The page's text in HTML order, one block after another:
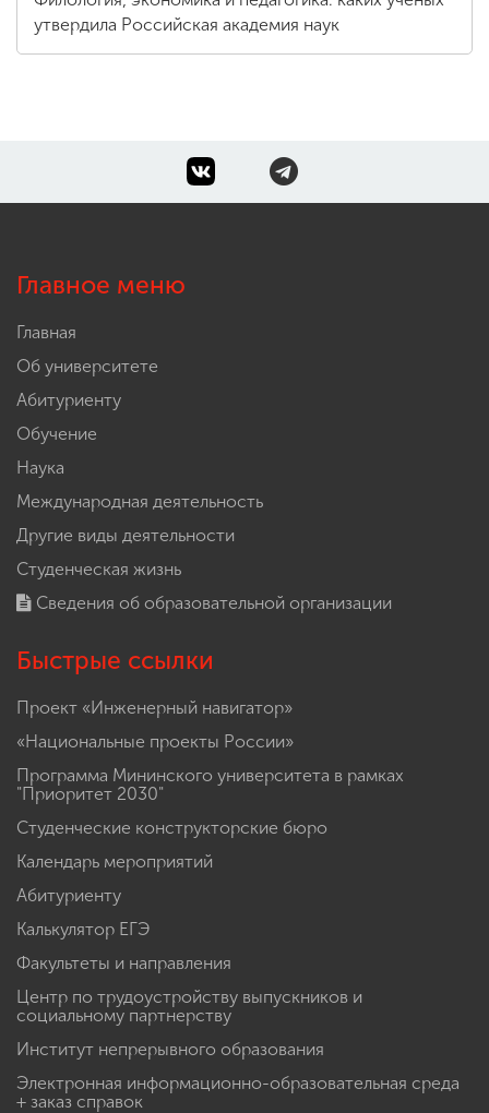
утвердила Российская академия наук
Главное меню
Главная
Об университете
Абитуриенту
Обучение
Наука
Международная деятельность
Другие виды деятельности
Студенческая жизнь
Сведения об образовательной организации
Быстрые ссылки
Проект «Инженерный навигатор»
«Национальные проекты России»
Программа Мининского университета в рамках
"Приоритет 2030"
Студенческие конструкторские бюро
Календарь мероприятий
Абитуриенту
Калькулятор ЕГЭ
Факультеты и направления
Центр по трудоустройству выпускников и
социальному партнерству
Институт непрерывного образования
Электронная информационно-образовательная среда
+ заказ справок